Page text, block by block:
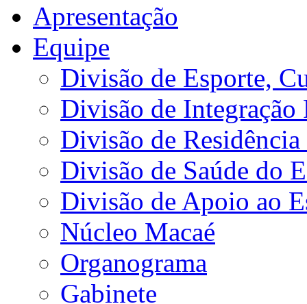
Apresentação
Equipe
Divisão de Esporte,
Divisão de Integração
Divisão de
Divisão de Saúde do
Divisão de Apoio ao
Núcleo Macaé
Organograma
Gabinete